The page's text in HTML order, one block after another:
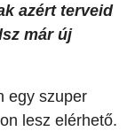
azértterveid
már új
egy szuper
lesz elérhető.